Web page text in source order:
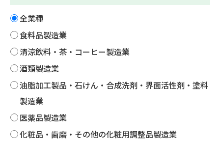
全業種
食料品製造業
清涼飲料・茶・コーヒー製造業
酒類製造業
油脂加工製品・石けん・合成洗剤・界面活性剤・塗料
製造業
医薬品製造業
化粧品・歯磨・その他の化粧用調整品製造業